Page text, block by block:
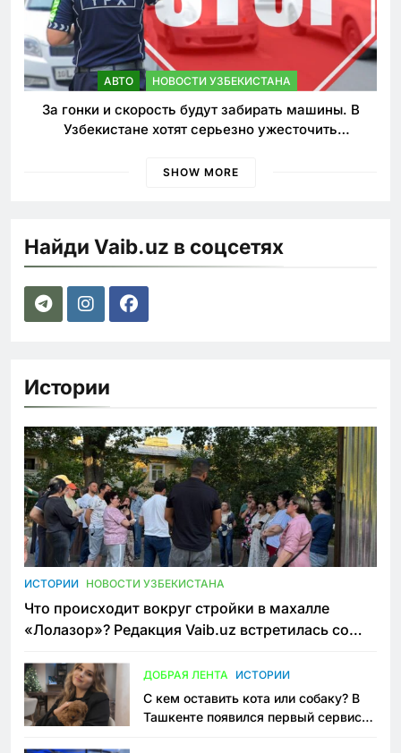
АВТО НОВОСТИ УЗБЕКИСТАНА
За гонки и скорость будут забирать машины. В
Узбекистане хотят серьезно ужесточить
SHOW MORE
Найди Vaib.uz в соцсетях
Истории
ИСТОРИИ НОВОСТИ УЗБЕКИСТАНА
Что происходит вокруг стройки в махалле
«Лолазор»? Редакция Vaib.uz встретилась со
ДОБРАЯ ЛЕНТА ИСТОРИИ
С кем оставить кота или собаку? В
Ташкенте появился первый сервис